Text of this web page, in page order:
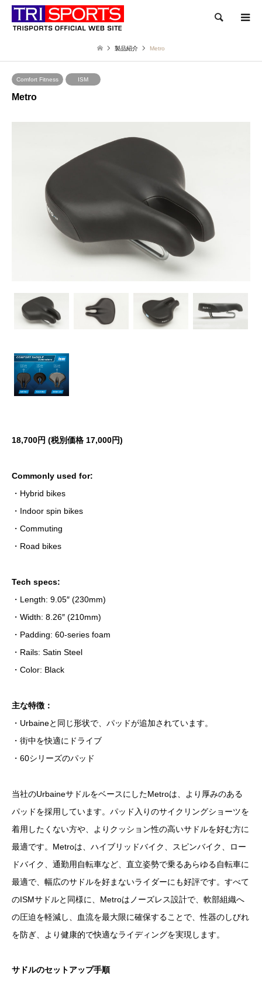
検索
製品紹介 Metro
Comfort Fitness ISM
Metro
18,700円 (税別価格 17,000円)
Commonly used for:
・Hybrid bikes
・Indoor spin bikes
・Commuting
・Road bikes
Tech specs:
・Length: 9.05″ (230mm)
・Width: 8.26″ (210mm)
・Padding: 60-series foam
・Rails: Satin Steel
・Color: Black
主な特徴：
・Urbaineと同じ形状で、パッドが追加されています。
・街中を快適にドライブ
・60シリーズのパッド
当社のUrbaineサドルをベースにしたMetroは、より厚みのある
パッドを採用しています。パッド入りのサイクリングショーツを
着用したくない方や、よりクッション性の高いサドルを好む方に
最適です。Metroは、ハイブリッドバイク、スピンバイク、ロー
ドバイク、通勤用自転車など、直立姿勢で乗るあらゆる自転車に
最適で、幅広のサドルを好まないライダーにも好評です。すべて
のISMサドルと同様に、Metroはノーズレス設計で、軟部組織へ
の圧迫を軽減し、血流を最大限に確保することで、性器のしびれ
を防ぎ、より健康的で快適なライディングを実現します。
サドルのセットアップ手順